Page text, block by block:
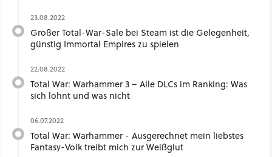
23.08.2022
Großer Total-War-Sale bei Steam ist die Gelegenheit,
günstig Immortal Empires zu spielen
22.08.2022
Total War: Warhammer 3 – Alle DLCs im Ranking: Was
sich lohnt und was nicht
06.07.2022
Total War: Warhammer - Ausgerechnet mein liebstes
Fantasy-Volk treibt mich zur Weißglut